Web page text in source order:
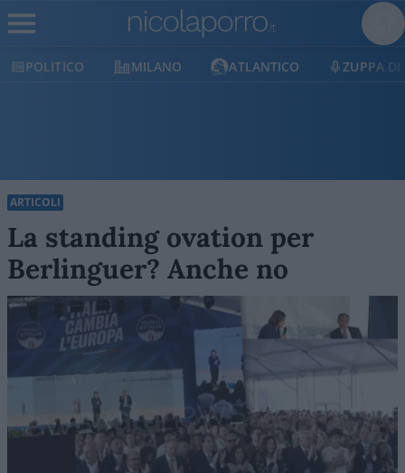
POLITICO MILANO ATLANTICO ZUPPA DI
ARTICOLI
La standing ovation per
Berlinguer? Anche no